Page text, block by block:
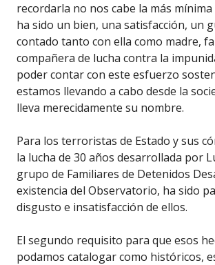
recordarla no nos cabe la más mínima
ha sido un bien, una satisfacción, un
contado tanto con ella como madre,
compañera de lucha contra la
poder contar con este esfuerzo
estamos llevando a cabo desde la
lleva merecidamente su nombre.
Para los terroristas de Estado y sus
la lucha de 30 años desarrollada por
grupo de Familiares de Detenidos
existencia del Observatorio, ha sido
disgusto e insatisfacción de ellos.
El segundo requisito para que esos
podamos catalogar como históricos,